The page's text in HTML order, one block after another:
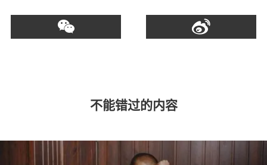
不能错过的内容